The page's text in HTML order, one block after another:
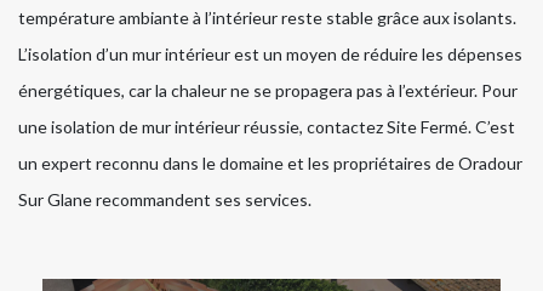
température ambiante à l’intérieur reste stable grâce aux isolants.
L’isolation d’un mur intérieur est un moyen de réduire les dépenses
énergétiques, car la chaleur ne se propagera pas à l’extérieur. Pour
une isolation de mur intérieur réussie, contactez Site Fermé. C’est
un expert reconnu dans le domaine et les propriétaires de Oradour
Sur Glane recommandent ses services.